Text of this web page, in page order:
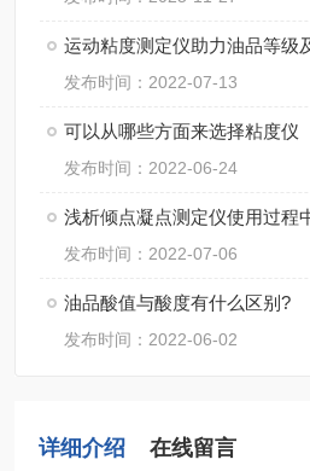
运动粘度测定仪助力油品等级
发布时间：2022-07-13
可以从哪些方面来选择粘度仪
发布时间：2022-06-24
浅析倾点凝点测定仪使用过程
发布时间：2022-07-06
油品酸值与酸度有什么区别?
发布时间：2022-06-02
详细介绍 在线留言